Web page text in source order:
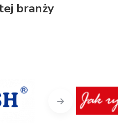
branży
Next